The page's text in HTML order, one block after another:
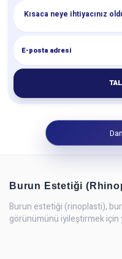
Burun Estetiği
Burun estetiği (rinoplasti),
görünümünü iyileştirmek için